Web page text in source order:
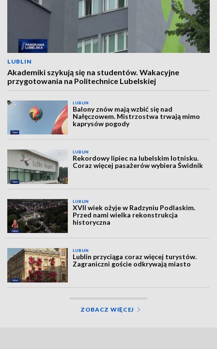
LUBLIN
Akademiki szykują się na studentów. Wakacyjne
przygotowania na Politechnice Lubelskiej
LUBLIN
Balony znów mają wzbić się nad
Nałęczowem. Mistrzostwa trwają mimo
kaprysów pogody
LUBLIN
Rekordowy lipiec na lubelskim lotnisku.
Coraz więcej pasażerów wybiera Świdnik
LUBLIN
XVII wiek ożyje w Radzyniu Podlaskim.
Przed nami wielka rekonstrukcja
historyczna
LUBLIN
Lublin przyciąga coraz więcej turystów.
Zagraniczni goście odkrywają miasto
ZOBACZ WIĘCEJ